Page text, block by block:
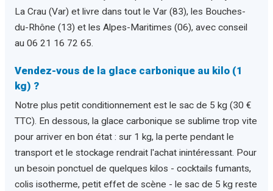
La Crau (Var) et livre dans tout le Var (83), les Bouches-
du-Rhône (13) et les Alpes-Maritimes (06), avec conseil
au 06 21 16 72 65.
Vendez-vous de la glace carbonique au kilo (1
kg) ?
Notre plus petit conditionnement est le sac de 5 kg (30 €
TTC). En dessous, la glace carbonique se sublime trop vite
pour arriver en bon état : sur 1 kg, la perte pendant le
transport et le stockage rendrait l'achat inintéressant. Pour
un besoin ponctuel de quelques kilos - cocktails fumants,
colis isotherme, petit effet de scène - le sac de 5 kg reste